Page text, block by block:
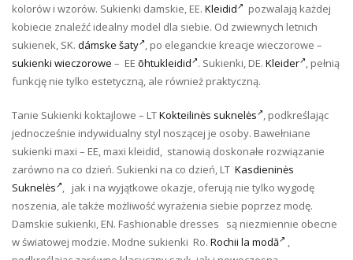
kolorów i wzorów. Sukienki damskie, EE. Kleidid
pozwalają każdej
kobiecie znaleźć idealny model dla siebie. Od zwiewnych letnich
sukienek, SK. dámske šaty , po eleganckie kreacje wieczorowe –
sukienki wieczorowe – EE õhtukleidid . Sukienki, DE. Kleider , pełnią
funkcję nie tylko estetyczną, ale również praktyczną.
Tanie Sukienki koktajlowe – LTKokteilinės suknelės , podkreślając
jednocześnie indywidualny styl noszącej je osoby. Bawełniane
sukienki maxi – EE, maxi kleidid, stanowią doskonałe rozwiązanie
zarówno na co dzień. Sukienki na co dzień, LT Kasdieninės
Suknelės , jak i na wyjątkowe okazje, oferują nie tylko wygodę
noszenia, ale także możliwość wyrażenia siebie poprzez modę.
Damskie sukienki, EN. Fashionable dresses są niezmiennie obecne
w światowej modzie. Modne sukienki Ro. Rochii la modă
,